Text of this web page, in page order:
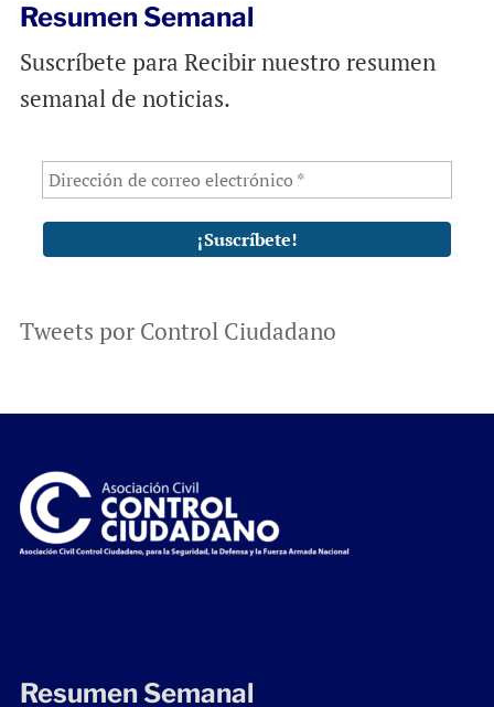
Resumen Semanal
Suscríbete para Recibir nuestro resumen
semanal de noticias.
Tweets por Control Ciudadano
Resumen Semanal